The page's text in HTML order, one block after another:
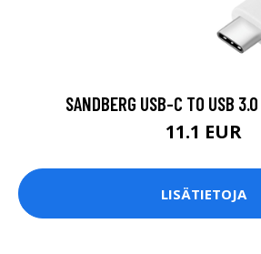
SANDBERG USB-C TO USB
11.1 EUR
LISÄTIETOJA